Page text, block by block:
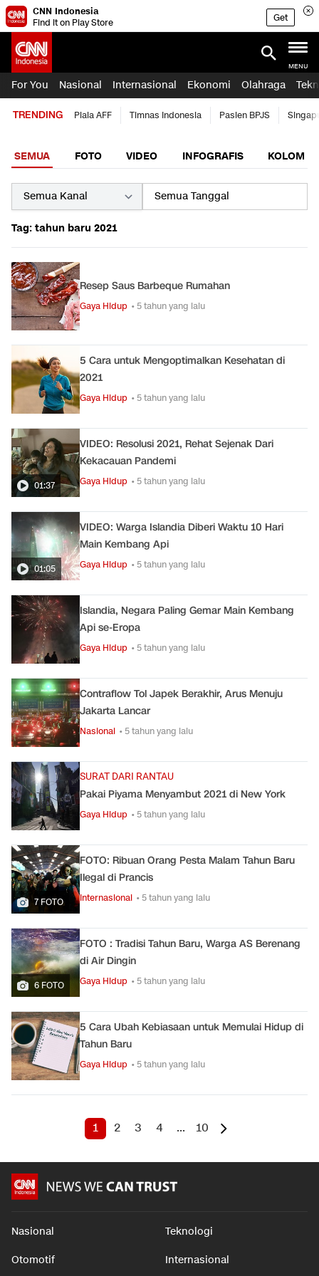
CNN Indonesia
Find it on Play Store
Get
MENU
For You Nasional Internasional Ekonomi Olahraga
TRENDING Piala AFF Timnas Indonesia Pasien BPJS
SEMUA FOTO VIDEO INFOGRAFIS KOLOM
Tag: tahun baru 2021
Resep Saus Barbeque Rumahan
Gaya Hidup • 5 tahun yang lalu
5 Cara untuk Mengoptimalkan Kesehatan di
2021
Gaya Hidup • 5 tahun yang lalu
01:37
VIDEO: Resolusi 2021, Rehat Sejenak Dari
Kekacauan Pandemi
Gaya Hidup • 5 tahun yang lalu
01:05
VIDEO: Warga Islandia Diberi Waktu 10 Hari
Main Kembang Api
Gaya Hidup • 5 tahun yang lalu
Islandia, Negara Paling Gemar Main Kembang
Api se-Eropa
Gaya Hidup • 5 tahun yang lalu
Contraflow Tol Japek Berakhir, Arus Menuju
Jakarta Lancar
Nasional • 5 tahun yang lalu
SURAT DARI RANTAU
Pakai Piyama Menyambut 2021 di New York
Gaya Hidup • 5 tahun yang lalu
7 FOTO
FOTO: Ribuan Orang Pesta Malam Tahun Baru
Ilegal di Prancis
Internasional • 5 tahun yang lalu
6 FOTO
FOTO : Tradisi Tahun Baru, Warga AS Berenang
di Air Dingin
Gaya Hidup • 5 tahun yang lalu
5 Cara Ubah Kebiasaan untuk Memulai Hidup di
Tahun Baru
Gaya Hidup • 5 tahun yang lalu
1 2 3 4 ... 10
Nasional Teknologi
Otomotif Internasional